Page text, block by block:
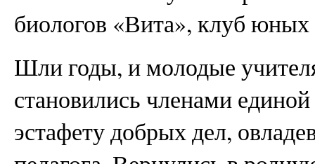
биологов «Вита», клуб
Шли годы, и молодые
становились членами
эстафету добрых дел,